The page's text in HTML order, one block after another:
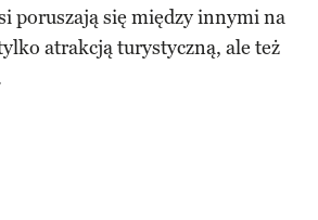
poruszają się między innymi na
atrakcją turystyczną, ale też